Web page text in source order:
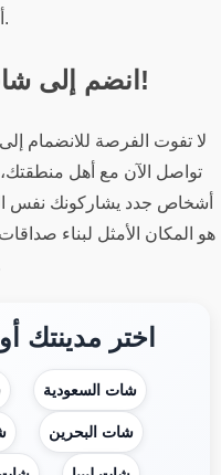
أو مسيء.
انضم إلى شات كفر سوسة الآن!
لا تفوت الفرصة للانضمام
تواصل الآن مع أهل
أشخاص جدد يشاركونك
هو المكان الأمثل لبناء
اختر مدينتك
شات السعودية
شات البحرين